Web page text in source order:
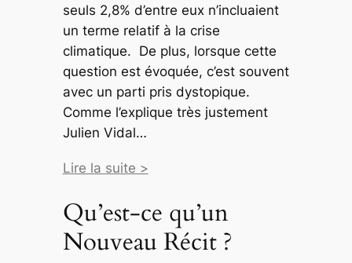
seuls 2,8% d’entre eux n’incluaient
un terme relatif à la crise
climatique. De plus, lorsque cette
question est évoquée, c’est souvent
avec un parti pris dystopique.
Comme l’explique très justement
Julien Vidal…
Lire la suite >
Qu’est-ce qu’un
Nouveau Récit ?